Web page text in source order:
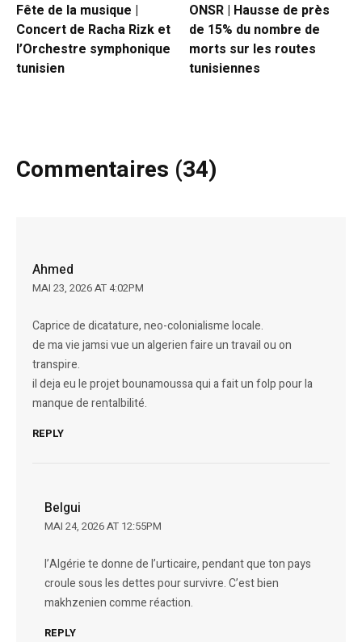
Fête de la musique |
Concert de Racha Rizk et
l’Orchestre symphonique
tunisien
ONSR | Hausse de près
de 15% du nombre de
morts sur les routes
tunisiennes
Commentaires (34)
Ahmed
MAI 23, 2026 AT 4:02PM
Caprice de dicatature, neo-colonialisme locale.
de ma vie jamsi vue un algerien faire un travail ou on
transpire.
il deja eu le projet bounamoussa qui a fait un folp pour la
manque de rentalbilité.
REPLY
Belgui
MAI 24, 2026 AT 12:55PM
l’Algérie te donne de l’urticaire, pendant que ton pays
croule sous les dettes pour survivre. C’est bien
makhzenien comme réaction.
REPLY